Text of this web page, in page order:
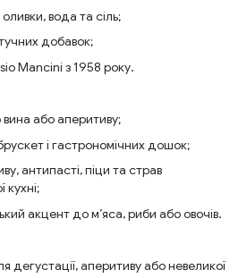
вода та сіль;
добавок;
Mancini з 1958 року.
вина або аперитиву;
і гастрономічних дошок;
антипасті, піци та страв
кухні;
акцент до м’яса, риби або овочів.
дегустації, аперитиву або невеликої